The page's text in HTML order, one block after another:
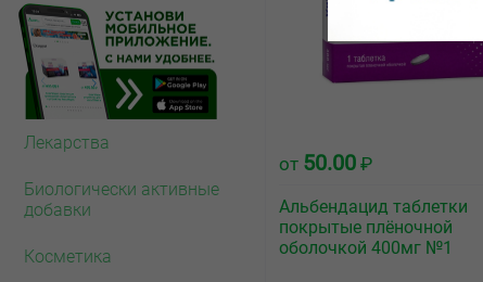
Лекарства
Биологически активные
добавки
Косметика
от 50.00 ₽
Альбендацид таблетки
покрытые плёночной
оболочкой 400мг №1